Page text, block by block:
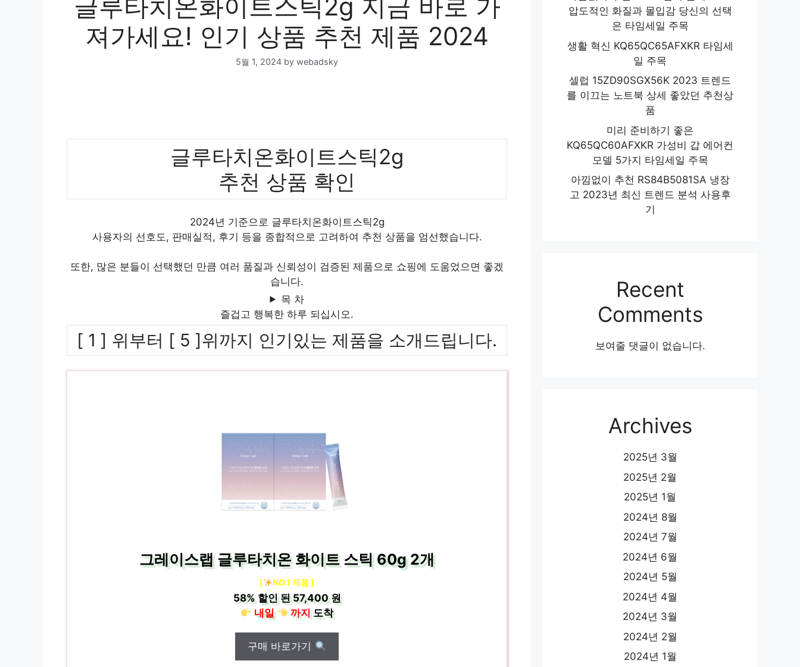
글루타치온화이트스틱2g 지금 바로 가
져가세요! 인기 상품 추천 제품 2024
5월 1, 2024 by webadsky
글루타치온화이트스틱2g
추천 상품 확인
2024년 기준으로 글루타치온화이트스틱2g
사용자의 선호도, 판매실적, 후기 등을 종합적으로 고려하여 추천 상품을 엄선했습니다.
또한, 많은 분들이 선택했던 만큼 여러 품질과 신뢰성이 검증된 제품으로 쇼핑에 도움었으면 좋겠
습니다.
목 차
즐겁고 행복한 하루 되십시오.
[ 1 ] 위부터 [ 5 ]위까지 인기있는 제품을 소개드립니다.
그레이스랩 글루타치온 화이트 스틱 60g 2개
[ NO.1 제품 ]
58%할인 된57,400 원
내일
까지도착
구매 바로가기
압도적인 화질과 몰입감 당신의 선택
은 타임세일 주목
생활 혁신 KQ65QC65AFXKR 타임세
일 주목
셀럽 15ZD90SGX56K 2023 트렌드
를 이끄는 노트북 상세 좋았던 추천상
품
미리 준비하기 좋은
KQ65QC60AFXKR 가성비 갑 에어컨
모델 5가지 타임세일 주목
아낌없이 추천 RS84B5081SA 냉장
고 2023년 최신 트렌드 분석 사용후
기
Recent
Comments
보여줄 댓글이 없습니다.
Archives
2025년 3월
2025년 2월
2025년 1월
2024년 8월
2024년 7월
2024년 6월
2024년 5월
2024년 4월
2024년 3월
2024년 2월
2024년 1월